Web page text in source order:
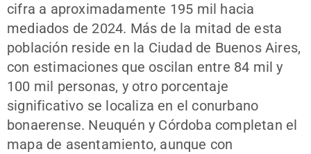
cifra a aproximadamente 195 mil hacia
mediados de 2024. Más de la mitad de esta
población reside en la Ciudad de Buenos Aires,
con estimaciones que oscilan entre 84 mil y
100 mil personas, y otro porcentaje
significativo se localiza en el conurbano
bonaerense. Neuquén y Córdoba completan el
mapa de asentamiento, aunque con